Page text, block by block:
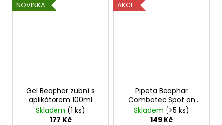
NOVINKA
Gel Beaphar zubní s
aplikátorem 100ml
Skladem (1 ks)
177 Kč
AKCE
Pipeta Beaphar
Combotec Spot on
pro kočky a fretky !
Skladem (>5 ks)
149 Kč